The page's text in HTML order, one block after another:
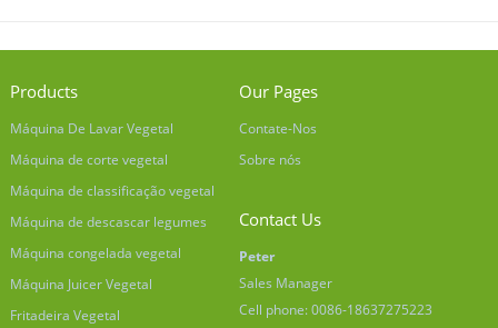
Products
Máquina De Lavar Vegetal
Máquina de corte vegetal
Máquina de classificação vegetal
Máquina de descascar legumes
Máquina congelada vegetal
Máquina Juicer Vegetal
Fritadeira Vegetal
Our Pages
Contate-Nos
Sobre nós
Contact Us
Peter
Sales Manager
Cell phone: 0086-18637275223